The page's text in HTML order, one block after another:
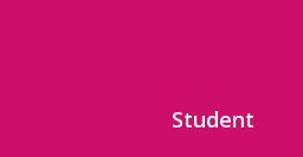
Student